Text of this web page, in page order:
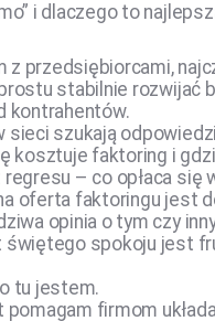
i dlaczego to
z przedsiębiorcami,
stabilnie rozwijać
kontrahentów.
sieci szukają
kosztuje faktoring i
– co opłaca się
oferta faktoringu jest
opinia o tym czy
spokoju jest
tu jestem.
pomagam firmom